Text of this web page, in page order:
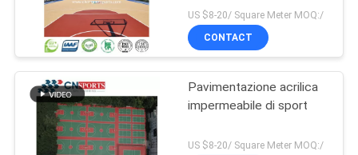
US $8-20/ Square Meter MOQ:/
CONTACT
Pavimentazione acrilica
impermeabile di sport
US $8-20/ Square Meter MOQ:/